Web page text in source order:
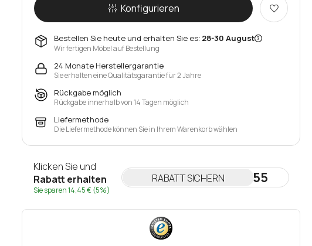
Konfigurieren
Bestellen Sie heute und erhalten Sie es: 28-30 August
Wir fertigen Möbel auf Bestellung
24 Monate Herstellergarantie
Sie erhalten eine Qualitätsgarantie für 2 Jahre
Rückgabe möglich
Rückgabe innerhalb von 14 Tagen möglich
Liefermethode
Die Liefermethode können Sie in Ihrem Warenkorb wählen
Klicken Sie und
Rabatt erhalten
Sie sparen14,45 € (5%)
RABATT SICHERN
NEWSLETTER55